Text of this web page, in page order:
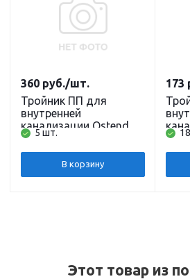
Тройник ПП для
внутренней
канализации Ostendorf
HT 90 х 90/87, 87 град.
5 шт.
360 руб./шт.
В корзину
HT
173
Этот товар из